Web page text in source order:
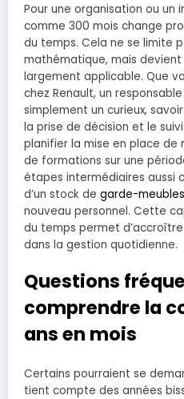
Pour une organisation ou un
comme 300 mois change
du temps. Cela ne se limite
mathématique, mais
largement applicable. Que
chez Renault, un
simplement un curieux,
la prise de décision et le
planifier la mise en place de
de formations sur une
étapes intermédiaires aussi
d’un stock de garde-meubles
nouveau personnel. Cette
du temps permet
dans la gestion quotidienne.
Questions
comprendre la
ans en mois
Certains pourraient se
tient compte des années